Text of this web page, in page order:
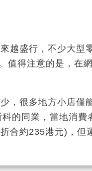
越盛行，不少大型
得注意的是，在
，很多地方小店僅
的同業，當地消費
合約235港元)，但